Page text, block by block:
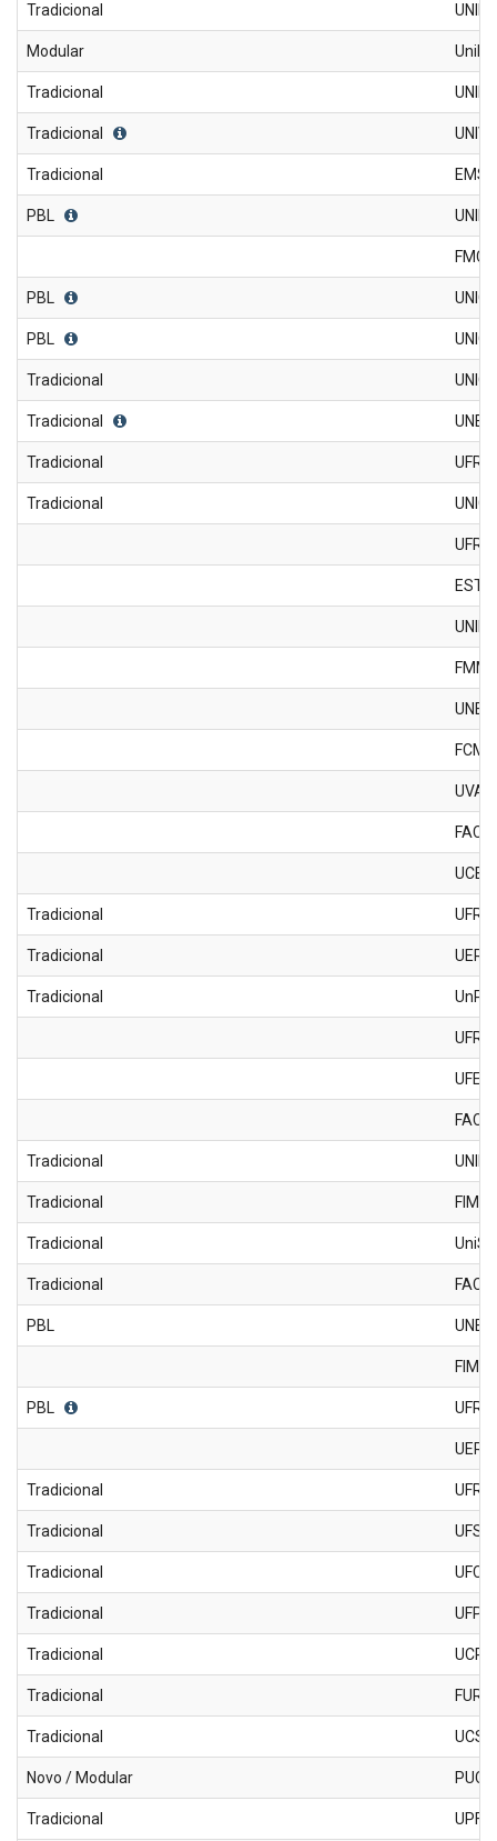
Tradicional
Modular
Tradicional
Tradicional
Tradicional
PBL
FMC
PBL
PBL
Tradicional
Tradicional
Tradicional UFRJ
Tradicional
FCM
UVA
FAC-
UCB
Tradicional UFRN
Tradicional UERN
Tradicional UnP
Tradicional UNIR
Tradicional
Tradicional UniSL
Tradicional
PBL
PBL UFRR
UERR
Tradicional
Tradicional UFSM
Tradicional
Tradicional UFPel
Tradicional
Tradicional FURG
Tradicional UCS
Novo / Modular
Tradicional UPF